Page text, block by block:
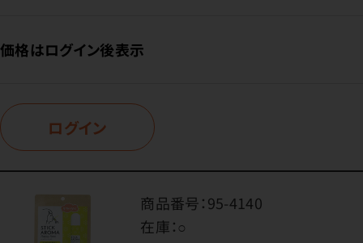
価格はログイン後表示
ログイン
商品番号：95-4140
在庫：○